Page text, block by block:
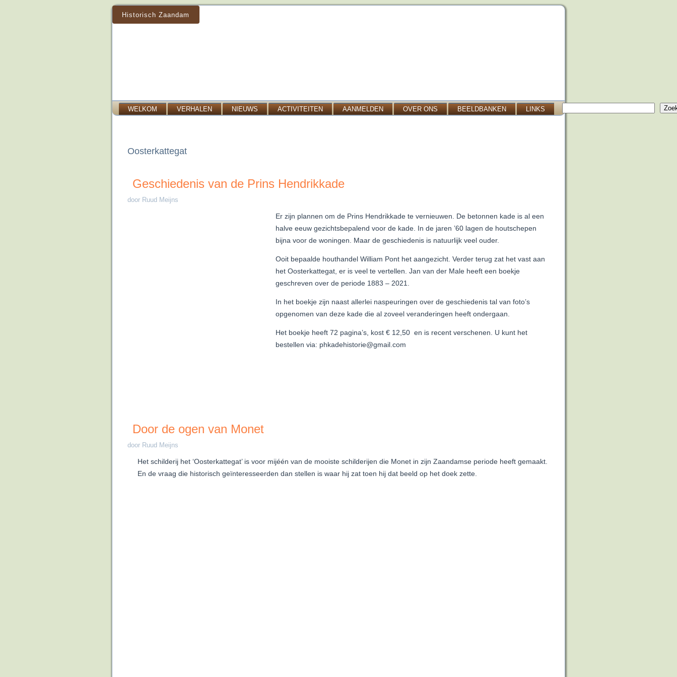
Historisch Zaandam
WELKOM VERHALEN NIEUWS ACTIVITEITEN AANMELDEN OVER ONS BEELDBANKEN LINKS
Oosterkattegat
Geschiedenis van de Prins Hendrikkade
door Ruud Meijns
Er zijn plannen om de Prins Hendrikkade te vernieuwen. De betonnen kade is al een
halve eeuw gezichtsbepalend voor de kade. In de jaren ’60 lagen de houtschepen
bijna voor de woningen. Maar de geschiedenis is natuurlijk veel ouder.
Ooit bepaalde houthandel William Pont het aangezicht. Verder terug zat het vast aan
het Oosterkattegat, er is veel te vertellen. Jan van der Male heeft een boekje
geschreven over de periode 1883 – 2021.
In het boekje zijn naast allerlei naspeuringen over de geschiedenis tal van foto’s
opgenomen van deze kade die al zoveel veranderingen heeft ondergaan.
Het boekje heeft 72 pagina’s, kost € 12,50 en is recent verschenen. U kunt het
bestellen via: phkadehistorie@gmail.com
Door de ogen van Monet
door Ruud Meijns
Het schilderij het ‘Oosterkattegat’ is voor mijéén van de mooiste schilderijen die Monet in zijn Zaandamse periode heeft gemaakt.
En de vraag die historisch geïnteresseerden dan stellen is waar hij zat toen hij dat beeld op het doek zette.